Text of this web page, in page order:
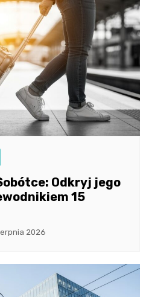
Odkryj jego
15
2026